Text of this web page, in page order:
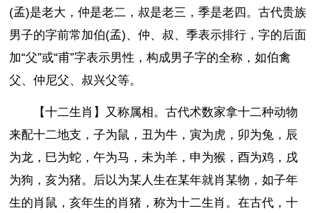
(孟)是老大，仲是老二，叔是老三，季是老四。古代贵族
男子的字前常加伯(孟)、仲、叔、季表示排行，字的后面
加“父”或“甫”字表示男性，构成男子字的全称，如伯禽
父、仲尼父、叔兴父等。
【十二生肖】又称属相。古代术数家拿十二种动物
来配十二地支，子为鼠，丑为牛，寅为虎，卯为兔，辰
为龙，巳为蛇，午为马，未为羊，申为猴，酉为鸡，戌
为狗，亥为猪。后以为某人生在某年就肖某物，如子年
生的肖鼠，亥年生的肖猪，称为十二生肖。在古代，十